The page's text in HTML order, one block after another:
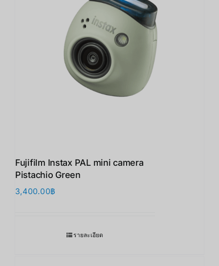
Fujifilm Instax PAL mini camera
Pistachio Green
3,400.00฿
รายละเอียด